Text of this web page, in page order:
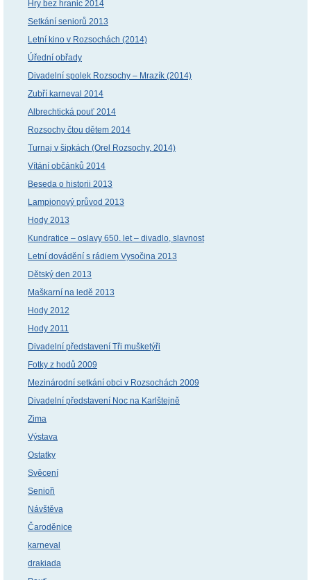
Hry bez hranic 2014
Setkání seniorů 2013
Letní kino v Rozsochách (2014)
Úřední obřady
Divadelní spolek Rozsochy – Mrazík (2014)
Zubří karneval 2014
Albrechtická pouť 2014
Rozsochy čtou dětem 2014
Turnaj v šipkách (Orel Rozsochy, 2014)
Vítání občánků 2014
Beseda o historii 2013
Lampionový průvod 2013
Hody 2013
Kundratice – oslavy 650. let – divadlo, slavnost
Letní dovádění s rádiem Vysočina 2013
Dětský den 2013
Maškarní na ledě 2013
Hody 2012
Hody 2011
Divadelní představení Tři mušketýři
Fotky z hodů 2009
Mezinárodní setkání obci v Rozsochách 2009
Divadelní představení Noc na Karlštejně
Zima
Výstava
Ostatky
Svěcení
Senioři
Návštěva
Čaroděnice
karneval
drakiada